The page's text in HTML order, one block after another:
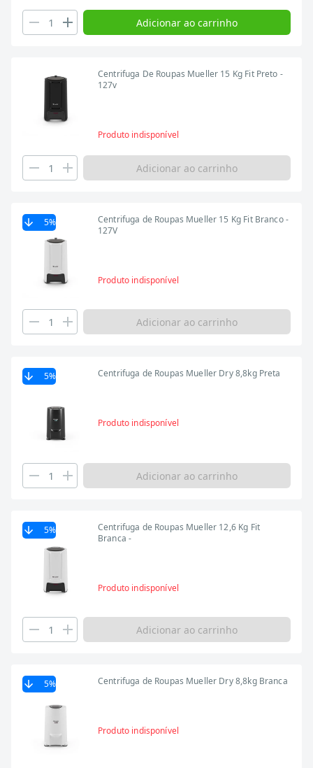
Adicionar ao carrinho
Centrifuga De Roupas Mueller 15 Kg Fit Preto -
127v
Produto indisponível
Adicionar ao carrinho
5%
Centrifuga de Roupas Mueller 15 Kg Fit Branco -
127V
Produto indisponível
Adicionar ao carrinho
5% Centrifuga de Roupas Mueller Dry 8,8kg Preta
Produto indisponível
Adicionar ao carrinho
5%
Centrifuga de Roupas Mueller 12,6 Kg Fit
Branca -
Produto indisponível
Adicionar ao carrinho
5% Centrifuga de Roupas Mueller Dry 8,8kg Branca
Produto indisponível